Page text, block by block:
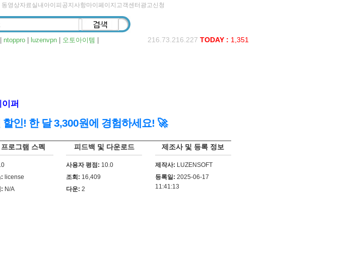
동영상자료실 내아이피 공지사항마이페이지 고객센터 광고신청
ntoppro| luzenvpn| 오토아이템 216.73.216.227 TODAY : 1,351
퍼
인! 한 달 3,300원에 경험하세요! 🚀
로그램 스펙
license
N/A
피드백 및 다운로드
사용자 평점: 10.0
조회: 16,409
다운: 2
제조사 및 등록 정보
제작사: LUZENSOFT
등록일: 2025-06-17
11:41:13